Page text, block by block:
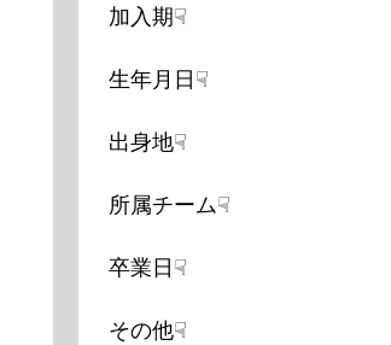
加入期☟
生年月日☟
出身地☟
所属チーム☟
卒業日☟
その他☟